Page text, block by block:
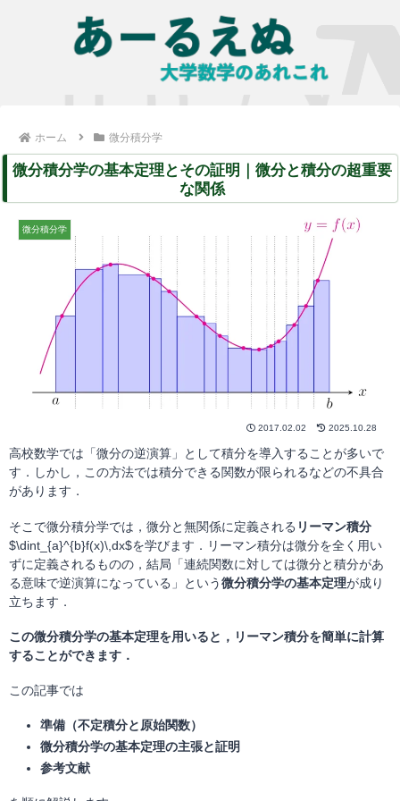
ホーム 微分積分学
微分積分学の基本定理とその証明｜微分と積分の超重要
な関係
微分積分学
2017.02.02 2025.10.28
高校数学では「微分の逆演算」として積分を導入することが多いで
す．しかし，この方法では積分できる関数が限られるなどの不具合
があります．
そこで微分積分学では，微分と無関係に定義される リーマン積分
$\dint_{a}^{b}f(x)\,dx$を学びます．リーマン積分は微分を全く用い
ずに定義されるものの，結局「連続関数に対しては微分と積分があ
る意味で逆演算になっている」という微分積分学の基本定理が成り
立ちます．
この微分積分学の基本定理を用いると，リーマン積分を簡単に計算
することができます．
この記事では
準備（不定積分と原始関数）
微分積分学の基本定理の主張と証明
参考文献